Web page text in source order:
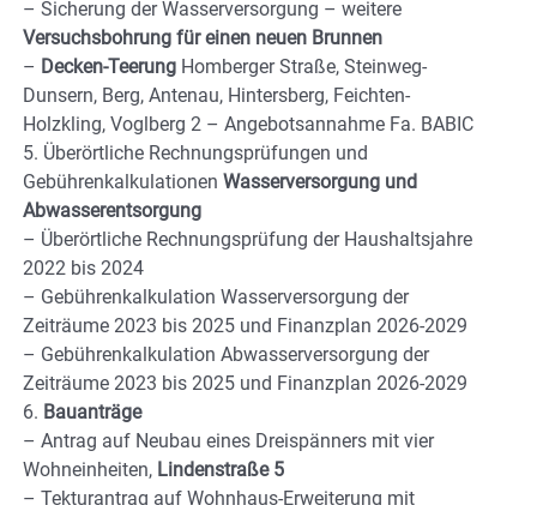
– Sicherung der Wasserversorgung – weitere
Versuchsbohrung für einen neuen Brunnen
– Decken-Teerung Homberger Straße, Steinweg-
Dunsern, Berg, Antenau, Hintersberg, Feichten-
Holzkling, Voglberg 2 – Angebotsannahme Fa. BABIC
5. Überörtliche Rechnungsprüfungen und
Gebührenkalkulationen Wasserversorgung und
Abwasserentsorgung
– Überörtliche Rechnungsprüfung der Haushaltsjahre
2022 bis 2024
– Gebührenkalkulation Wasserversorgung der
Zeiträume 2023 bis 2025 und Finanzplan 2026-2029
– Gebührenkalkulation Abwasserversorgung der
Zeiträume 2023 bis 2025 und Finanzplan 2026-2029
6. Bauanträge
– Antrag auf Neubau eines Dreispänners mit vier
Wohneinheiten, Lindenstraße 5
– Tekturantrag auf Wohnhaus-Erweiterung mit